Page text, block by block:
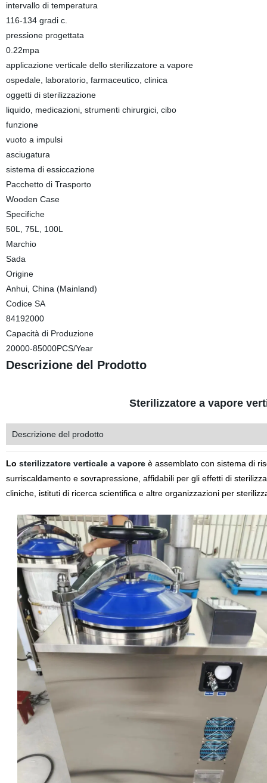
intervallo di temperatura
116-134 gradi c.
pressione progettata
0.22mpa
applicazione verticale dello sterilizzatore a vapore
ospedale, laboratorio, farmaceutico, clinica
oggetti di sterilizzazione
liquido, medicazioni, strumenti chirurgici, cibo
funzione
vuoto a impulsi
asciugatura
sistema di essiccazione
Pacchetto di Trasporto
Wooden Case
Specifiche
50L, 75L, 100L
Marchio
Sada
Origine
Anhui, China (Mainland)
Codice SA
84192000
Capacità di Produzione
20000-85000PCS/Year
Descrizione del Prodotto
Sterilizzatore a vapore
Descrizione del prodotto
Lo sterilizzatore verticale a vaporeè assemblato con sistema di
surriscaldamento e sovrapressione, affidabili per gli effetti di
cliniche, istituti di ricerca scientifica e altre organizzazioni per